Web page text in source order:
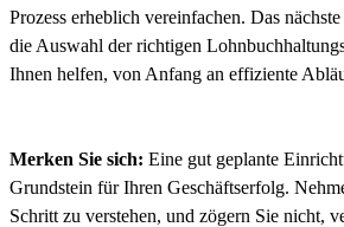
Prozess erheblich vereinfachen. Das
die Auswahl der richtigen
Ihnen helfen, von Anfang an effiziente
Merken Sie sich: Eine gut geplante
Grundstein für Ihren Geschäftserfolg.
Schritt zu verstehen, und zögern Sie nicht,